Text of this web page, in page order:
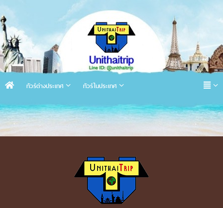
ทัวร์ต่างประเทศ ทัวร์ในประเทศ